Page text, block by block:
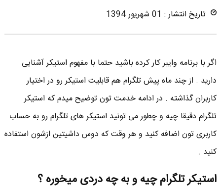
تاریخ انتشار : 01 شهریور 1394
اگر با برنامه وایبر کار کرده باشید حتما با مفهوم استیکر آشنایی
دارید . از چند ماه پیش تلگرام هم قابلیت استیکر رو در اختیار
کاربران گذاشته . در ادامه خدمت تون توضیح میدم که استیکر
تلگرام دقیقا چیه و چطور می تونید استیکر های تلگرام رو به حساب
کاربری تون اضافه کنید و هر وقت که دوس داشیتین ازشون استفاده
کنید .
استیکر تلگرام چیه و به چه دردی میخوره ؟